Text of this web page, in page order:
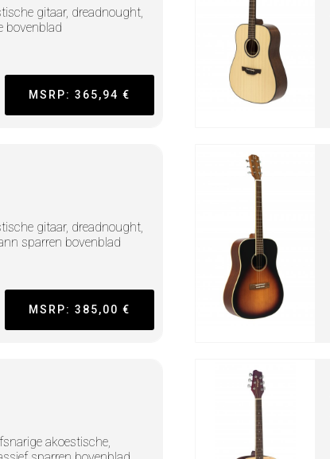
gitaar, dreadnought,
bovenblad
MSRP: 365,94 €
gitaar, dreadnought,
sparren bovenblad
MSRP: 385,00 €
akoestische,